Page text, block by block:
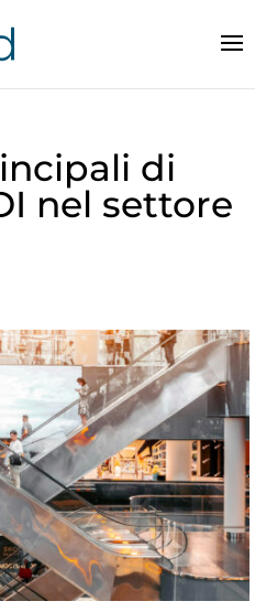
di
nel settore